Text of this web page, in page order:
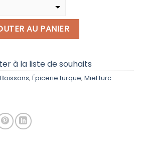
26.99$.
et de plaine, 460G
AU PANIER
à la liste de souhaits
, Épicerie turque, Miel turc